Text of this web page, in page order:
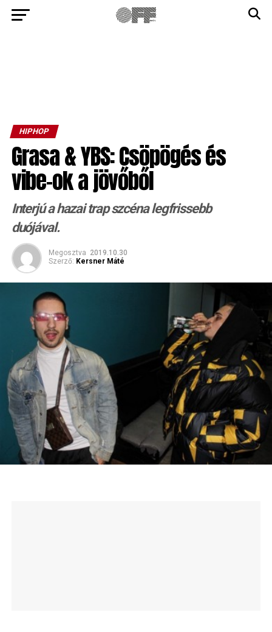
HIPHOP
Grasa & YBS: Csöpögés és
vibe-ok a jövőből
Interjú a hazai trap szcéna legfrissebb
duójával.
Megosztva 2019.10.30
Szerző: Kersner Máté